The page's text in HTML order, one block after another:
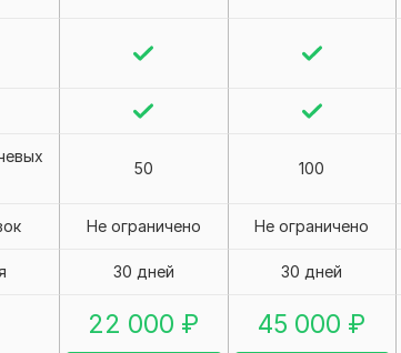
50 100
Не ограничено Не ограничено
30 дней 30 дней
22 000 ₽ 45 000 ₽